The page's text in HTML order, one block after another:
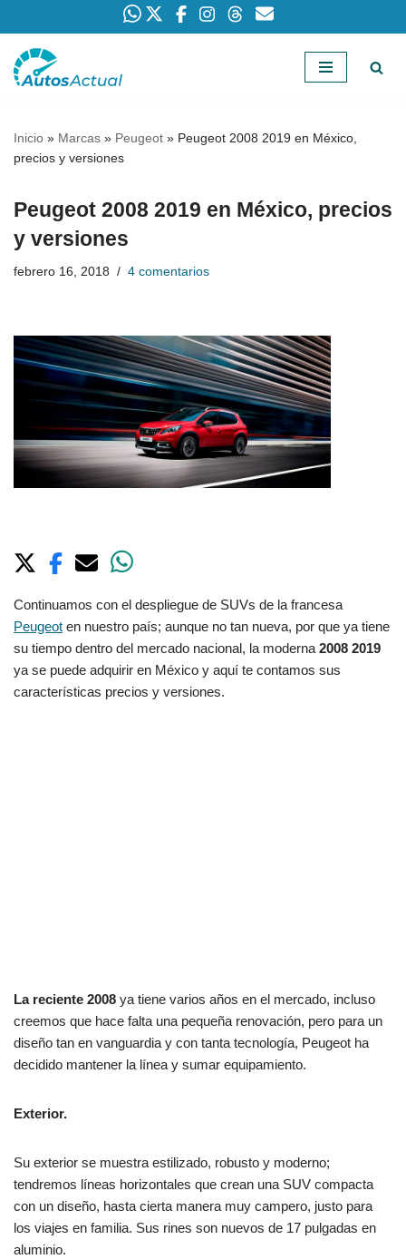
Saltar
Inicio » Marcas » Peugeot » Peugeot 2008 2019 en México,
precios y versiones
Peugeot 2008 2019 en México, precios
y versiones
febrero 16, 2018 4 comentarios
Continuamos con el despliegue de SUVs de la francesa
Peugeot en nuestro país; aunque no tan nueva, por que ya tiene
su tiempo dentro del mercado nacional, la moderna2008 2019
ya se puede adquirir en México y aquí te contamos sus
características precios y versiones.
La reciente 2008 ya tiene varios años en el mercado, incluso
creemos que hace falta una pequeña renovación, pero para un
diseño tan en vanguardia y con tanta tecnología, Peugeot ha
decidido mantener la línea y sumar equipamiento.
Exterior.
Su exterior se muestra estilizado, robusto y moderno;
tendremos líneas horizontales que crean una SUV compacta
con un diseño, hasta cierta manera muy campero, justo para
los viajes en familia. Sus rines son nuevos de 17 pulgadas en
aluminio.